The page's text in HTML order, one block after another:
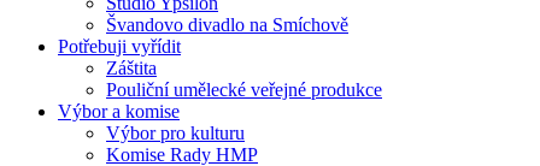
Švandovo divadlo na Smíchově
Potřebuji vyřídit
Záštita
Pouliční umělecké veřejné produkce
Výbor a komise
Výbor pro kulturu
Komise Rady HMP